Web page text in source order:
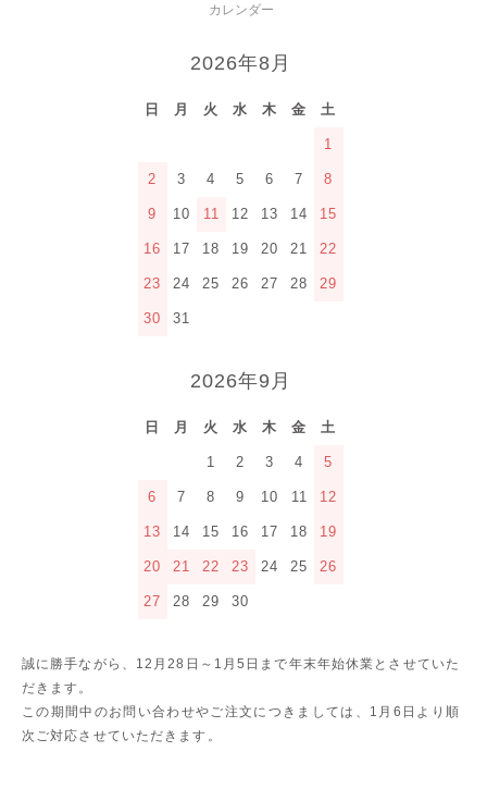
カレンダー
2026年8月
日 月 火 水 木 金 土
1
2 3 4 5 6 7 8
9 10 11 12 13 14 15
16 17 18 19 20 21 22
23 24 25 26 27 28 29
30 31
2026年9月
日 月 火 水 木 金 土
1 2 3 4 5
6 7 8 9 10 11 12
13 14 15 16 17 18 19
20 21 22 23 24 25 26
27 28 29 30
誠に勝手ながら、12月28日～1月5日まで年末年始休業とさせていた
だきます。
この期間中のお問い合わせやご注文につきましては、1月6日より順
次ご対応させていただきます。